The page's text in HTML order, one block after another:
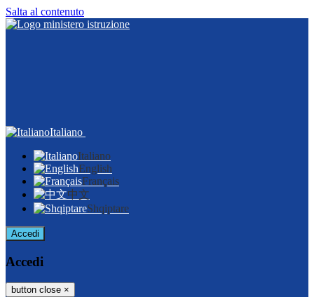
Salta al contenuto
Italiano
Italiano
English
Français
中文
Shqiptare
Accedi
Accedi
button close ×